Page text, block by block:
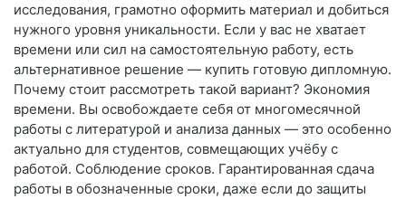
исследования, грамотно оформить материал и добиться
нужного уровня уникальности. Если у вас не хватает
времени или сил на самостоятельную работу, есть
альтернативное решение — купить готовую дипломную.
Почему стоит рассмотреть такой вариант? Экономия
времени. Вы освобождаете себя от многомесячной
работы с литературой и анализа данных — это особенно
актуально для студентов, совмещающих учёбу с
работой. Соблюдение сроков. Гарантированная сдача
работы в обозначенные сроки, даже если до защиты